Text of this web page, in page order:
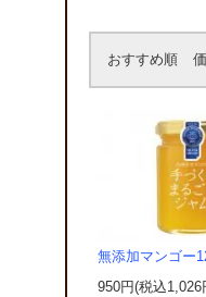
おすすめ順
無添加マンゴー
950円(税込1,026